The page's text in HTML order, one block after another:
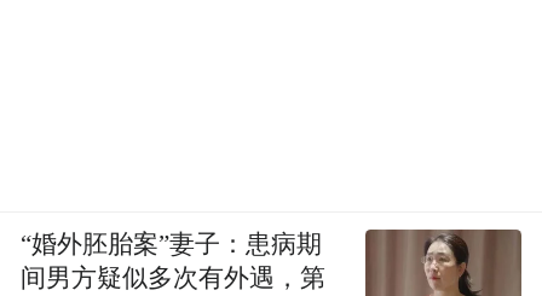
“婚外胚胎案”妻子：患病期
间男方疑似多次有外遇，第